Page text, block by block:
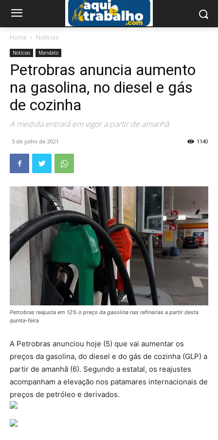
Home Notícias
Notícias Mandato
Petrobras anuncia aumento
na gasolina, no diesel e gás
de cozinha
A medida entrará em vigor a partir de amanhã
5 de julho de 2021 1140
Petrobras reajusta em 12% o preço da gasolina nas refinarias a partir desta
quinta-feira
A Petrobras anunciou hoje (5) que vai aumentar os
preços da gasolina, do diesel e do gás de cozinha (GLP) a
partir de amanhã (6). Segundo a estatal, os reajustes
acompanham a elevação nos patamares internacionais de
preços de petróleo e derivados.